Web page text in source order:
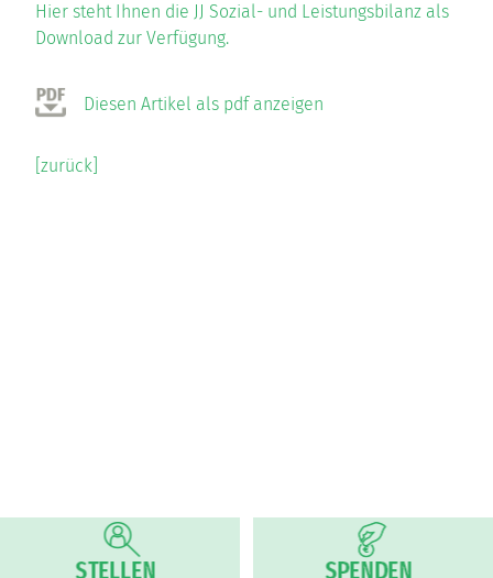
Hier steht Ihnen die JJ Sozial- und Leistungsbilanz als
Download zur Verfügung.
Diesen Artikel als pdf anzeigen
[zurück]